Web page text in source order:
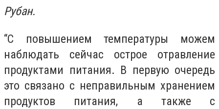
Рубан.
“С повышением температуры можем
наблюдать сейчас острое отравление
продуктами питания. В первую очередь
это связано с неправильным хранением
продуктов питания, а также с